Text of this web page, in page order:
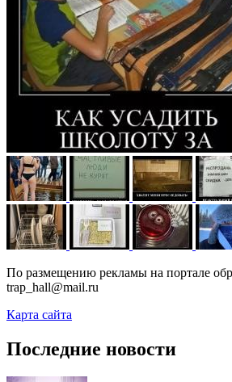
По размещению рекламы на портале
trap_hall@mail.ru
Карта сайта
Последние новости